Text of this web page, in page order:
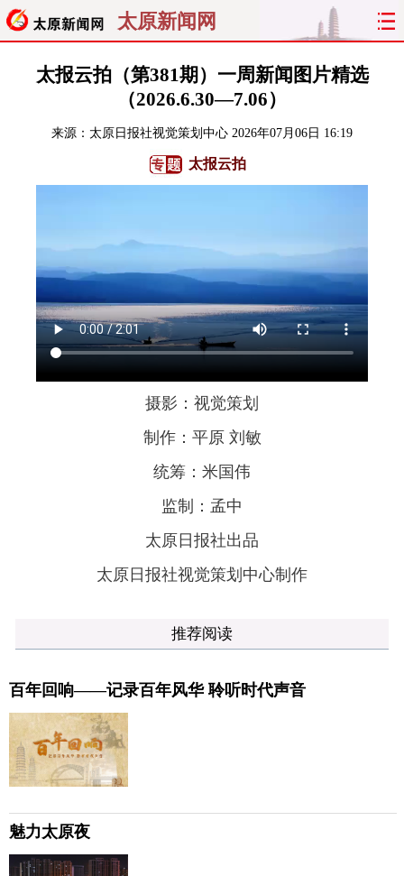
太原新闻网
首页 聚焦 太原 山西
曝光 综合
看天下 网罗民生
太原日报 太原晚报 热评 社区
太报云拍（第381期）一周新闻图片精选
（2026.6.30—7.06）
来源： 太原日报社视觉策划中心 2026年07月06日 16:19
太报云拍
摄影：视觉策划
制作：平原 刘敏
统筹：米国伟
监制：孟中
太原日报社出品
太原日报社视觉策划中心制作
推荐阅读
百年回响——记录百年风华 聆听时代声音
魅力太原夜